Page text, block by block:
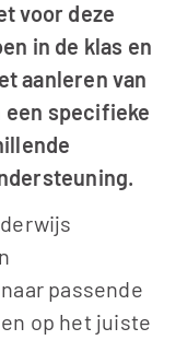
voor deze
in de klas en
aanleren van
specifieke
passende
op het juiste